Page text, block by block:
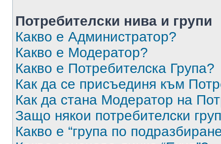
Потребителски нива и групи
Какво е Администратор?
Какво е Модератор?
Какво е Потребителска Група?
Как да се присъединя към
Как да стана Модератор на
Защо някои потребителски
Какво е “група по